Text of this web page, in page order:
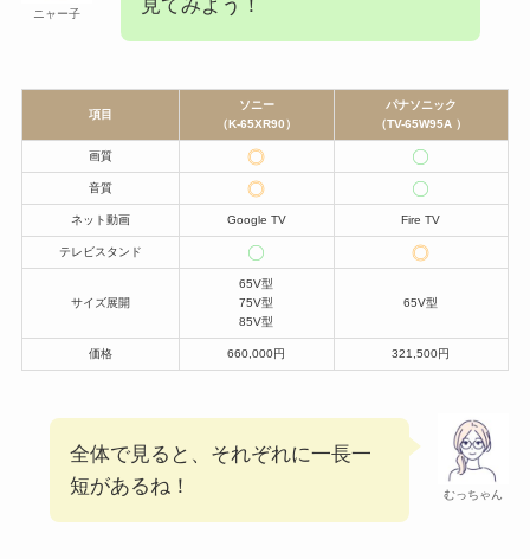
ニャー子 見てみよう！
項目
ソニー
（K-65XR90）
パナソニック
（TV-65W95A ）
画質
音質
ネット動画 Google TV Fire TV
テレビスタンド
サイズ展開
65V型
75V型
85V型
65V型
価格 660,000円 321,500円
むっちゃん
全体で見ると、それぞれに一長一
短があるね！